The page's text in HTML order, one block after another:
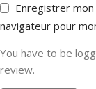
Enregistrer
navigateur pour
You have to be
review.